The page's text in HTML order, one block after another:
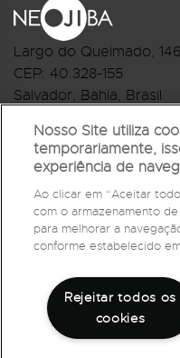
Largo do Queimado, 146
CEP: 40.328-155
Salvador, Bahia, Brasil
R.Monte Castelo Nº
CEP: 40.301-210
Salvador, Bahia, Brasil
Telefone:(71) 3032-1073
Nosso Site utiliza
temporariamente,
experiência de
Ao clicar em “Aceitar
com o armazenamento
para melhorar a
conforme estabelecido
Rejeitar todos os
cookies